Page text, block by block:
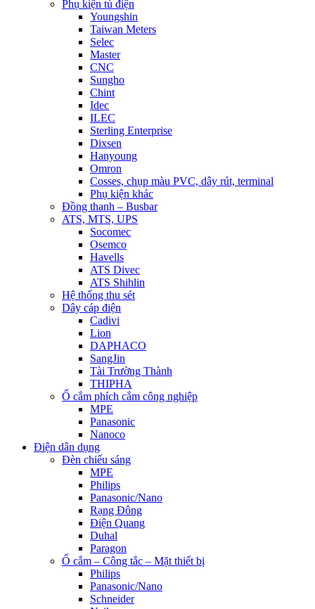
Phụ kiện tủ điện
Youngshin
Taiwan Meters
Selec
Master
CNC
Sungho
Chint
Idec
ILEC
Sterling Enterprise
Dixsen
Hanyoung
Omron
Cosses, chụp màu PVC, dây rút, terminal
Phụ kiện khác
Đồng thanh – Busbar
ATS, MTS, UPS
Socomec
Osemco
Havells
ATS Divec
ATS Shihlin
Hệ thống thu sét
Dây cáp điện
Cadivi
Lion
DAPHACO
SangJin
Tài Trường Thành
THIPHA
Ổ cắm phích cắm công nghiệp
MPE
Panasonic
Nanoco
Điện dân dụng
Đèn chiếu sáng
MPE
Philips
Panasonic/Nano
Rạng Đông
Điện Quang
Duhal
Paragon
Ổ cắm – Công tắc – Mặt thiết bị
Philips
Panasonic/Nano
Schneider